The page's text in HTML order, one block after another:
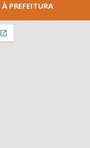
PREFEITURA